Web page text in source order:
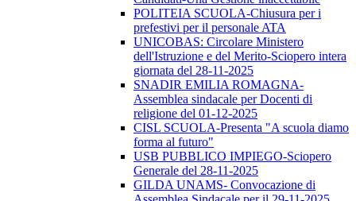
POLITEIA SCUOLA-Chiusura per i
prefestivi per il personale ATA
UNICOBAS: Circolare Ministero
dell'Istruzione e del Merito-Sciopero intera
giornata del 28-11-2025
SNADIR EMILIA ROMAGNA-
Assemblea sindacale per Docenti di
religione del 01-12-2025
CISL SCUOLA-Presenta "A scuola diamo
forma al futuro"
USB PUBBLICO IMPIEGO-Sciopero
Generale del 28-11-2025
GILDA UNAMS- Convocazione di